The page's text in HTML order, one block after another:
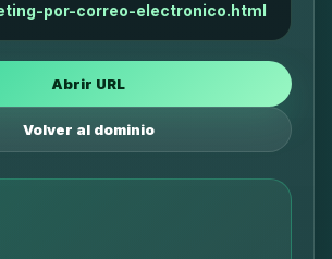
por-correo-electronico.html
Abrir URL
Volver al dominio